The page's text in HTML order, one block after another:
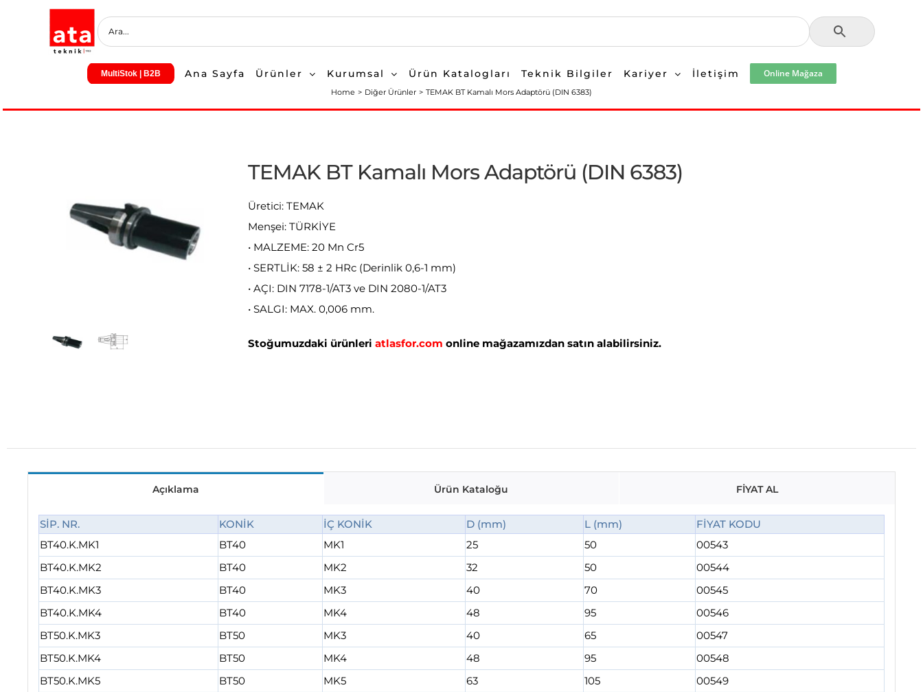
MultiStok | B2B Ana Sayfa Ürünler Kurumsal Ürün Katalogları Teknik Bilgiler Kariyer İletişim Online Mağaza
Home Diğer Ürünler TEMAK BT Kamalı Mors Adaptörü (DIN 6383)
TEMAK BT Kamalı Mors Adaptörü (DIN 6383)
Üretici: TEMAK
Menşei: TÜRKİYE
• MALZEME: 20 Mn Cr5
• SERTLİK: 58 ± 2 HRc (Derinlik 0,6-1 mm)
• AÇI: DIN 7178-1/AT3 ve DIN 2080-1/AT3
• SALGI: MAX. 0,006 mm.
Stoğumuzdaki ürünleri atlasfor.com online mağazamızdan satın alabilirsiniz.
Açıklama Ürün Kataloğu FİYAT AL
SİP. NR. KONİK İÇ KONİK D (mm) L (mm)
FİYAT KODU
BT40.K.MK1
BT40 MK1 25 50
00543
BT40.K.MK2
BT40 MK2 32 50
00544
BT40.K.MK3
BT40 MK3 40 70
00545
BT40.K.MK4
BT40 MK4 48 95
00546
BT50.K.MK3
BT50 MK3 40 65
00547
BT50.K.MK4
BT50 MK4 48 95
00548
BT50.K.MK5
BT50 MK5 63 105 00549